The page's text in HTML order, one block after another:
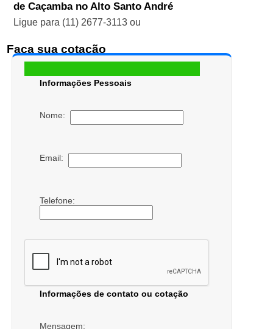
de Caçamba no Alto Santo André
Ligue para (11) 2677-3113ou
Faça sua cotação
Informações Pessoais
Nome:
Email:
Telefone:
Informações de contato ou cotação
Mensagem: